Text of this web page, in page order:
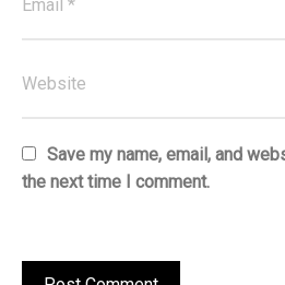
Save my name, email, and
the next time I comment.